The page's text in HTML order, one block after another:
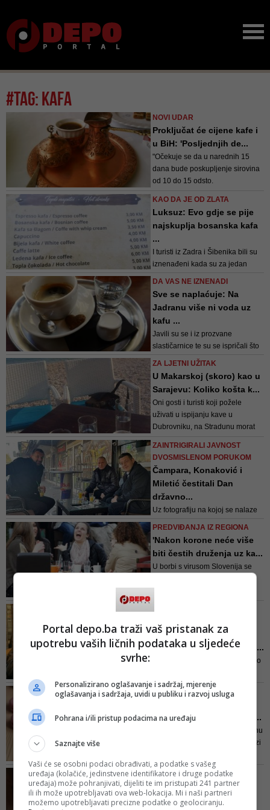
#tag: kafa
NOVI UDAR
Proključat će cijene kafe i
u BiH: 'Posljednjih de...
"Očekuje se da u narednih 15
dana bude poskupljenje sirovina
od 10 do 15 odsto.
za naše klijente i korisnike
potruditi da to bude minimalno i
da ovaj period trenutnih cijena
održimo što je moguć...
KAO DA JE OD ZLATA
Luksuz: Evo gdje se pije
najskuplja bosanska kafa
...
I turisti iz Zadra i Šibenika bili su
iznenađeni kada su za jedan
DA VAS NE IZNENADI
Sve se naplaćuje: Na
Jadranu više ni voda uz
kafu ...
Javili su se i iz prozvane
slastičarnice te su se ispričali što
je došlo do takve situacije ...
ZA LJETNI UŽITAK
U Makarskoj (skoro) kao u
Sarajevu: Koliko košta k...
Oni gosti i turisti koji požele
uživati u ispijanju kave u
Dubrovniku, na Stradunu morat
ZAINTRIGIRALI JAVNOST
DVOSMISLENOM PORUKOM
Čampara, Konaković i
Miletić čestitali Dan
državno...
Uz fotografiju na kojoj se nalaze
delegat u Domu naroda
Parlamenta BiH, pored čestitke
PREDVIĐANJA IZ REGIONA
'Nakon korone neće više
biti čestih druženja uz ka...
U borbi s virusom Slovenija se
socijalnu distancu i odreći se
čestih druženja uz kavu, jer će
dugo trajati dok cijela populacija
Kafa mira 'između' Aljoše
Čampare i Damira Nikšića...
Sudeći po fotografiji, Nikšić je bio
zadovoljno smješka(o)
'MUST HAVE' BREND U BIH
Iznenađenje u trgovinam...
U svom najsavremenijem pogonu
za proizvodnju kafe koji se nalazi
Grand kafa se prži, melje i pakuje,
a uz vrhunske sirovine koje se
koriste u proizvodnji kafe i koje se
kupuju prema precizno utvrđenim
ISTA JE STVAR I S MNOGIM
ČOKOLADAMA
Jutarnja šoljica kafe
Portal depo.ba traži vaš pristanak za
upotrebu vaših ličnih podataka u sljedeće
svrhe:
Personalizirano oglašavanje i sadržaj, mjerenje
oglašavanja i sadržaja, uvidi u publiku i razvoj usluga
Pohrana i/ili pristup podacima na uređaju
Saznajte više
Vaši će se osobni podaci obrađivati, a podatke s vašeg
uređaja (kolačiće, jedinstvene identifikatore i druge podatke
uređaja) može pohranjivati, dijeliti te im pristupati 241 partner
ili ih može upotrebljavati ova web-lokacija. Mi i naši partneri
možemo upotrebljavati precizne podatke o geolociranju.